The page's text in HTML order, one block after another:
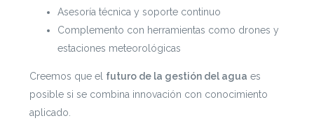
Asesoría técnica y soporte continuo
Complemento con herramientas como drones y
estaciones meteorológicas
Creemos que el futuro de la gestión del agua es
posible si se combina innovación con conocimiento
aplicado.